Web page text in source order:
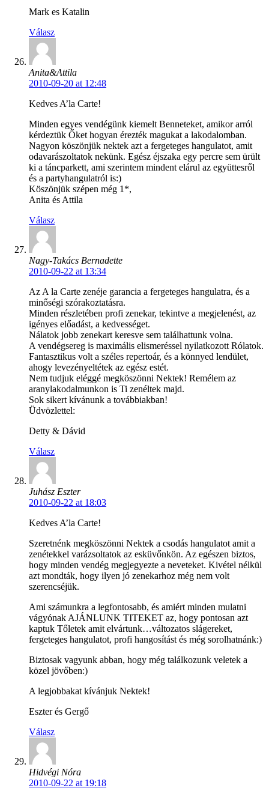
Mark es Katalin
Válasz
Anita&Attila
2010-09-20 at 12:48
Kedves A’la Carte!
Minden egyes vendégünk kiemelt Benneteket, amikor arról
kérdeztük Őket hogyan érezték magukat a lakodalomban.
Nagyon köszönjük nektek azt a fergeteges hangulatot, amit
odavarászoltatok nekünk. Egész éjszaka egy percre sem ürült
ki a táncparkett, ami szerintem mindent elárul az együttesről
és a partyhangulatról is:)
Köszönjük szépen még 1*,
Anita és Attila
Válasz
Nagy-Takács Bernadette
2010-09-22 at 13:34
Az A la Carte zenéje garancia a fergeteges hangulatra, és a
minőségi szórakoztatásra.
Minden részletében profi zenekar, tekintve a megjelenést, az
igényes előadást, a kedvességet.
Nálatok jobb zenekart keresve sem találhattunk volna.
A vendégsereg is maximális elismeréssel nyilatkozott Rólatok.
Fantasztikus volt a széles repertoár, és a könnyed lendület,
ahogy levezényeltétek az egész estét.
Nem tudjuk eléggé megköszönni Nektek! Remélem az
aranylakodalmunkon is Ti zenéltek majd.
Sok sikert kívánunk a továbbiakban!
Üdvözlettel:
Detty & Dávid
Válasz
Juhász Eszter
2010-09-22 at 18:03
Kedves A’la Carte!
Szeretnénk megköszönni Nektek a csodás hangulatot amit a
zenétekkel varázsoltatok az esküvőnkön. Az egészen biztos,
hogy minden vendég megjegyezte a neveteket. Kivétel nélkül
azt mondták, hogy ilyen jó zenekarhoz még nem volt
szerencséjük.
Ami számunkra a legfontosabb, és amiért minden mulatni
vágyónak AJÁNLUNK TITEKET az, hogy pontosan azt
kaptuk Tőletek amit elvártunk…változatos slágereket,
fergeteges hangulatot, profi hangosítást és még sorolhatnánk:)
Biztosak vagyunk abban, hogy még találkozunk veletek a
közel jövőben:)
A legjobbakat kívánjuk Nektek!
Eszter és Gergő
Válasz
Hidvégi Nóra
2010-09-22 at 19:18